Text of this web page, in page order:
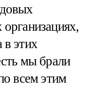
в этих
мы брали
всем этим